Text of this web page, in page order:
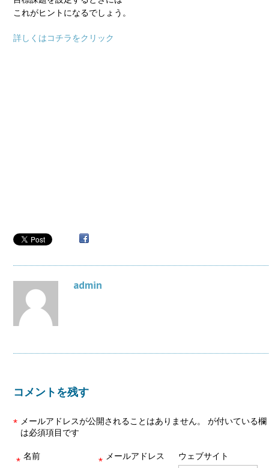
これがヒントになるでしょう。
詳しくはコチラをクリック
admin
コメントを残す
メールアドレスが公開されることはありません。
*
が付いている欄
は必須項目です
名前
* メールアドレス
* ウェブサイト